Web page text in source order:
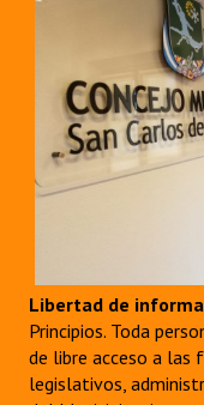
Libertad de
Principios. Toda
de libre acceso a las
legislativos,